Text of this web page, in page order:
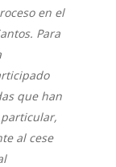
en el
Para
que han
al cese